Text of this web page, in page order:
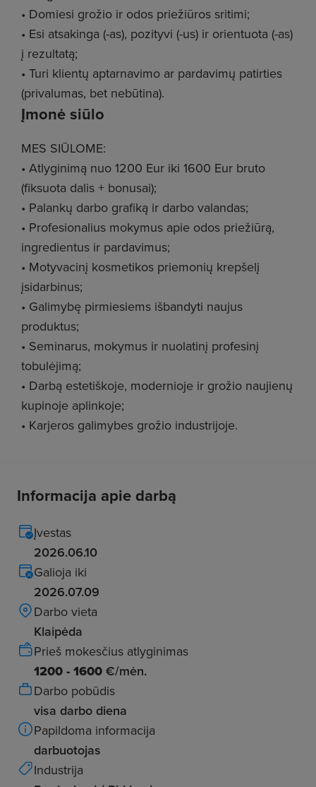
• Domiesi grožio ir odos priežiūros sritimi;
• Esi atsakinga (-as), pozityvi (-us) ir orientuota (-as)
į rezultatą;
• Turi klientų aptarnavimo ar pardavimų patirties
(privalumas, bet nebūtina).
Įmonė siūlo
MES SIŪLOME:
• Atlyginimą nuo 1200 Eur iki 1600 Eur bruto
(fiksuota dalis + bonusai);
• Palankų darbo grafiką ir darbo valandas;
• Profesionalius mokymus apie odos priežiūrą,
ingredientus ir pardavimus;
• Motyvacinį kosmetikos priemonių krepšelį
įsidarbinus;
• Galimybę pirmiesiems išbandyti naujus
produktus;
• Seminarus, mokymus ir nuolatinį profesinį
tobulėjimą;
• Darbą estetiškoje, modernioje ir grožio naujienų
kupinoje aplinkoje;
• Karjeros galimybes grožio industrijoje.
Informacija apie darbą
Įvestas
2026.06.10
Galioja iki
2026.07.09
Darbo vieta
Klaipėda
Prieš mokesčius atlyginimas
1200 - 1600 €/mėn.
Darbo pobūdis
visa darbo diena
Papildoma informacija
darbuotojas
Industrija